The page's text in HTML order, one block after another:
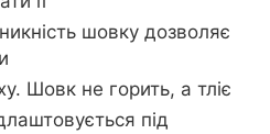
шовку дозволяє
Шовк не горить, а тліє
під